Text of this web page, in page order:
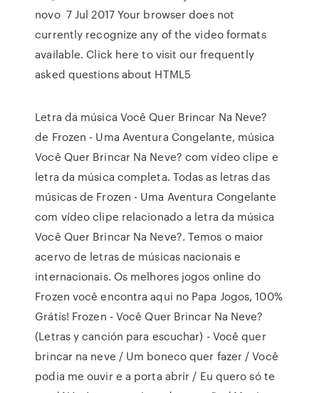
novo 7 Jul 2017 Your browser does not
currently recognize any of the video formats
available. Click here to visit our frequently
asked questions about HTML5
Letra da música Você Quer Brincar Na Neve?
de Frozen - Uma Aventura Congelante, música
Você Quer Brincar Na Neve? com vídeo clipe e
letra da música completa. Todas as letras das
músicas de Frozen - Uma Aventura Congelante
com vídeo clipe relacionado a letra da música
Você Quer Brincar Na Neve?. Temos o maior
acervo de letras de músicas nacionais e
internacionais. Os melhores jogos online do
Frozen você encontra aqui no Papa Jogos, 100%
Grátis! Frozen - Você Quer Brincar Na Neve?
(Letras y canción para escuchar) - Você quer
brincar na neve / Um boneco quer fazer / Você
podia me ouvir e a porta abrir / Eu quero só te